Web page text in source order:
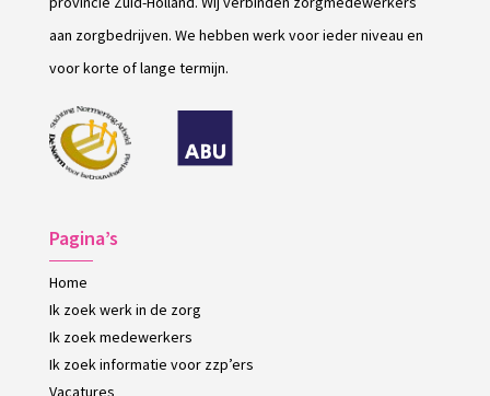
aan zorgbedrijven. We hebben werk voor ieder niveau en
voor korte of lange termijn.
Pagina’s
Home
Ik zoek werk in de zorg
Ik zoek medewerkers
Ik zoek informatie voor zzp’ers
Vacatures